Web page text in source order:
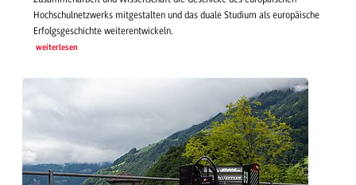
Hochschulnetzwerks mitgestalten und das duale Studium als europäische
Erfolgsgeschichte weiterentwickeln.
weiterlesen